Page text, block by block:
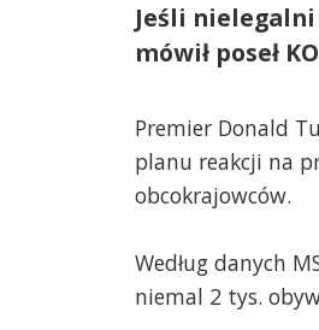
Jeśli
mówił poseł
Premier Donald
planu reakcji na
obcokrajowców.
Według danych
niemal 2 tys.